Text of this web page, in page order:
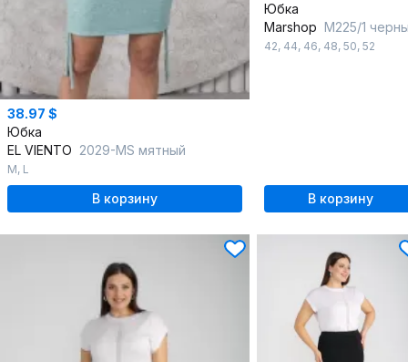
38.97 $
Юбка
EL VIENTO 2029-MS мятный
M, L
В корзину
Юбка
Marshop М225/1
42, 44, 46, 48, 50, 52
В корзину